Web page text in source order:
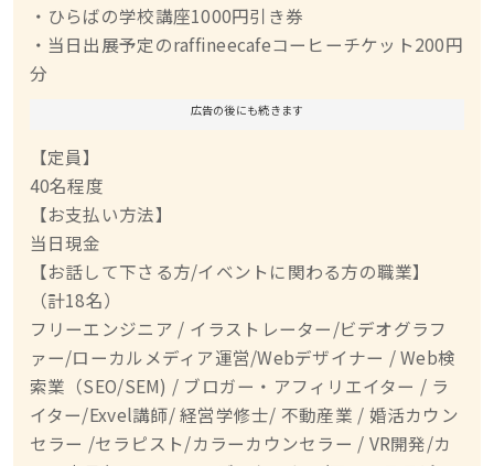
・ひらばの学校講座1000円引き券
・当日出展予定のraffineecafeコーヒーチケット200円
分
広告の後にも続きます
【定員】
40名程度
【お支払い方法】
当日現金
【お話して下さる方/イベントに関わる方の職業】
（計18名）
フリーエンジニア / イラストレーター/ビデオグラフ
ァー/ローカルメディア運営/Webデザイナー / Web検
索業（SEO/SEM) / ブロガー・アフィリエイター / ラ
イター/Exvel講師/ 経営学修士/ 不動産業 / 婚活カウン
セラー /セラピスト/カラーカウンセラー / VR開発/カ